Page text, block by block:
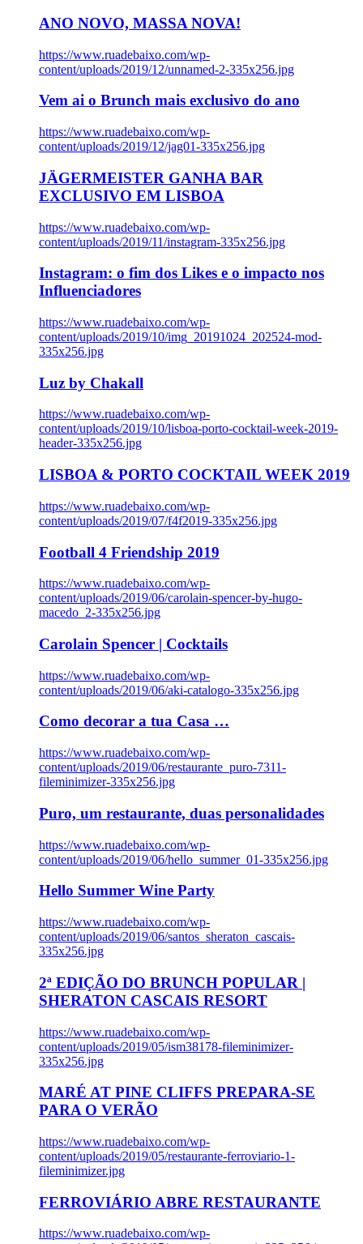
ANO NOVO, MASSA NOVA!
https://www.ruadebaixo.com/wp-
content/uploads/2019/12/unnamed-2-335x256.jpg
Vem ai o Brunch mais exclusivo do ano
https://www.ruadebaixo.com/wp-
content/uploads/2019/12/jag01-335x256.jpg
JÄGERMEISTER GANHA BAR
EXCLUSIVO EM LISBOA
https://www.ruadebaixo.com/wp-
content/uploads/2019/11/instagram-335x256.jpg
Instagram: o fim dos Likes e o impacto nos
Influenciadores
https://www.ruadebaixo.com/wp-
content/uploads/2019/10/img_20191024_202524-mod-
335x256.jpg
Luz by Chakall
https://www.ruadebaixo.com/wp-
content/uploads/2019/10/lisboa-porto-cocktail-week-2019-
header-335x256.jpg
LISBOA & PORTO COCKTAIL WEEK 2019
https://www.ruadebaixo.com/wp-
content/uploads/2019/07/f4f2019-335x256.jpg
Football 4 Friendship 2019
https://www.ruadebaixo.com/wp-
content/uploads/2019/06/carolain-spencer-by-hugo-
macedo_2-335x256.jpg
Carolain Spencer | Cocktails
https://www.ruadebaixo.com/wp-
content/uploads/2019/06/aki-catalogo-335x256.jpg
Como decorar a tua Casa …
https://www.ruadebaixo.com/wp-
content/uploads/2019/06/restaurante_puro-7311-
fileminimizer-335x256.jpg
Puro, um restaurante, duas personalidades
https://www.ruadebaixo.com/wp-
content/uploads/2019/06/hello_summer_01-335x256.jpg
Hello Summer Wine Party
https://www.ruadebaixo.com/wp-
content/uploads/2019/06/santos_sheraton_cascais-
335x256.jpg
2ª EDIÇÃO DO BRUNCH POPULAR |
SHERATON CASCAIS RESORT
https://www.ruadebaixo.com/wp-
content/uploads/2019/05/ism38178-fileminimizer-
335x256.jpg
MARÉ AT PINE CLIFFS PREPARA-SE
PARA O VERÃO
https://www.ruadebaixo.com/wp-
content/uploads/2019/05/restaurante-ferroviario-1-
fileminimizer.jpg
FERROVIÁRIO ABRE RESTAURANTE
https://www.ruadebaixo.com/wp-